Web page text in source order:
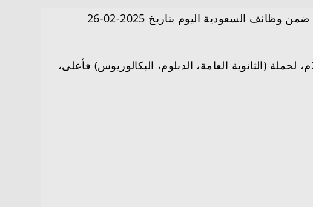
ضمن وظائف السعودية اليوم بتاريخ 2025-02-26
عن فتح باب التوظيف (رجال / نساء) في جميع فروعها بالمملكة 2025م، لحملة (الثانوية العامة، الدبلوم، البكالوريوس) فأعلى،